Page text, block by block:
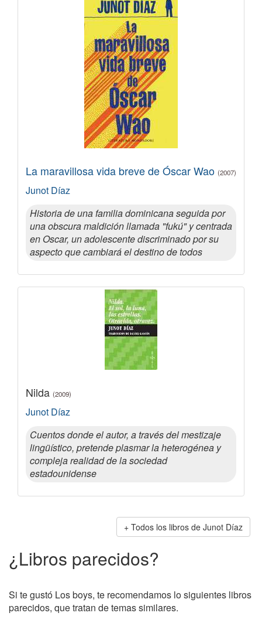
La maravillosa vida breve de Óscar Wao (2007)
Junot Díaz
Historia de una familia dominicana seguida por
una obscura maldición llamada "fukú" y centrada
en Oscar, un adolescente discriminado por su
aspecto que cambiará el destino de todos
Nilda (2009)
Junot Díaz
Cuentos donde el autor, a través del mestizaje
lingüístico, pretende plasmar la heterogénea y
compleja realidad de la sociedad
estadounidense
Todos los libros de Junot Díaz
¿Libros parecidos?
Si te gustó Los boys, te recomendamos lo siguientes libros
parecidos, que tratan de temas similares.